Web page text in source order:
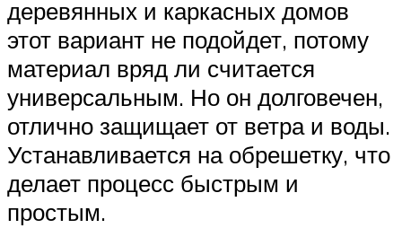
деревянных и каркасных домов
этот вариант не подойдет, потому
материал вряд ли считается
универсальным. Но он долговечен,
отлично защищает от ветра и воды.
Устанавливается на обрешетку, что
делает процесс быстрым и
простым.